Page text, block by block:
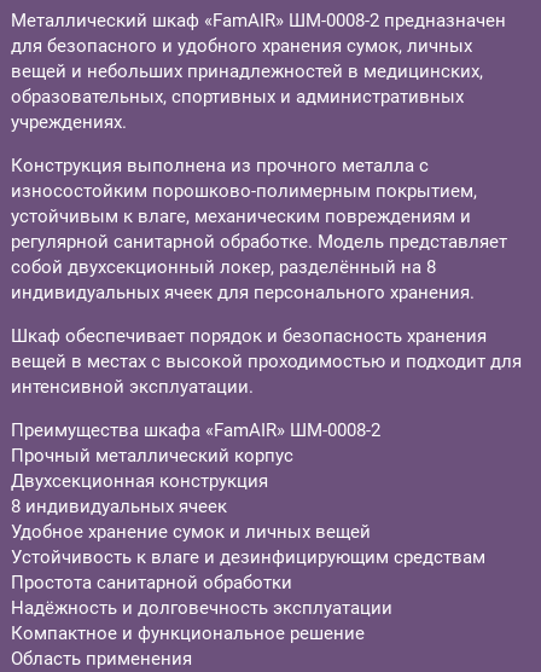
Металлический шкаф «FamAIR» ШМ-0008-2 предназначен
для безопасного и удобного хранения сумок, личных
вещей и небольших принадлежностей в медицинских,
образовательных, спортивных и административных
учреждениях.
Конструкция выполнена из прочного металла с
износостойким порошково-полимерным покрытием,
устойчивым к влаге, механическим повреждениям и
регулярной санитарной обработке. Модель представляет
собой двухсекционный локер, разделённый на 8
индивидуальных ячеек для персонального хранения.
Шкаф обеспечивает порядок и безопасность хранения
вещей в местах с высокой проходимостью и подходит для
интенсивной эксплуатации.
Преимущества шкафа «FamAIR» ШМ-0008-2
Прочный металлический корпус
Двухсекционная конструкция
8 индивидуальных ячеек
Удобное хранение сумок и личных вещей
Устойчивость к влаге и дезинфицирующим средствам
Простота санитарной обработки
Надёжность и долговечность эксплуатации
Компактное и функциональное решение
Область применения